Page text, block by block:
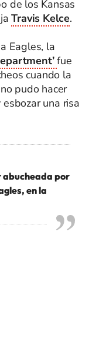
de los Kansas
Travis Kelce.
Eagles, la
fue
cuando la
pudo hacer
una risa
abucheada por
en la